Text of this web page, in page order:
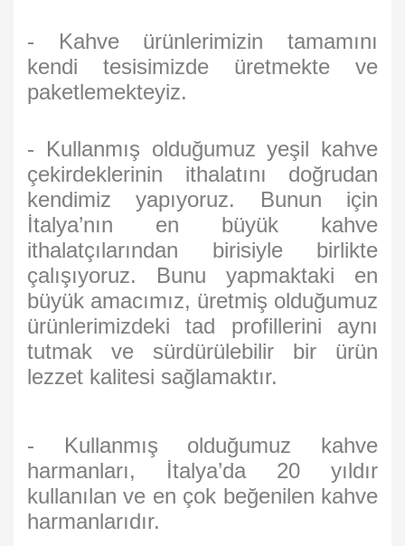
- Kahve ürünlerimizin tamamını
kendi tesisimizde üretmekte ve
paketlemekteyiz.
- Kullanmış olduğumuz yeşil kahve
çekirdeklerinin ithalatını doğrudan
kendimiz yapıyoruz. Bunun için
İtalya’nın en büyük kahve
ithalatçılarından birisiyle birlikte
çalışıyoruz. Bunu yapmaktaki en
büyük amacımız, üretmiş olduğumuz
ürünlerimizdeki tad profillerini aynı
tutmak ve sürdürülebilir bir ürün
lezzet kalitesi sağlamaktır.
- Kullanmış olduğumuz kahve
harmanları, İtalya’da 20 yıldır
kullanılan ve en çok beğenilen kahve
harmanlarıdır.